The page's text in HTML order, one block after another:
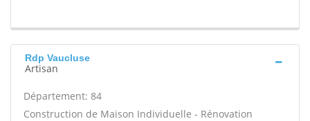
Rdp Vaucluse
Artisan
Département: 84
Construction de Maison Individuelle - Rénovation